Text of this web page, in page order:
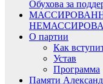
Обухова за
О партии
Как
Устав
Программа
Памяти